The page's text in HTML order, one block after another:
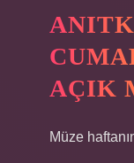
AÇIK
Müze